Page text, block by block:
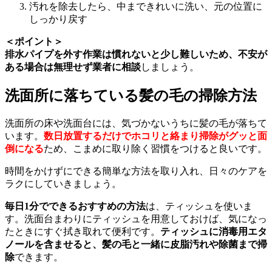
汚れを除去したら、中まできれいに洗い、元の位置に
しっかり戻す
＜ポイント＞
排水パイプを外す作業は慣れないと少し難しいため、不安が
ある場合は無理せず業者に相談しましょう。
洗面所に落ちている髪の毛の掃除方法
洗面所の床や洗面台には、気づかないうちに髪の毛が落ちて
います。 数日放置するだけでホコリと絡まり掃除がグッと面
倒になるため、こまめに取り除く習慣をつけると良いです。
時間をかけずにできる簡単な方法を取り入れ、日々のケアを
ラクにしていきましょう。
毎日1分でできるおすすめの方法は、ティッシュを使いま
す。洗面台まわりにティッシュを用意しておけば、気になっ
たときにすぐ拭き取れて便利です。 ティッシュに消毒用エタ
ノールを含ませると、髪の毛と一緒に皮脂汚れや除菌まで掃
除できます。